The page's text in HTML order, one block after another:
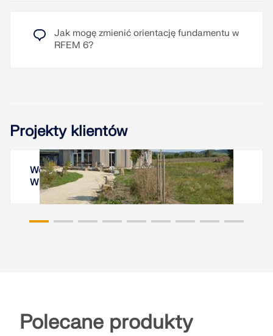
Jak mogę zmienić orientację fundamentu w
RFEM 6?
Projekty klientów
Wohnturm Tempelhof, Kreßberg, Baden-
Württemberg
Polecane produkty